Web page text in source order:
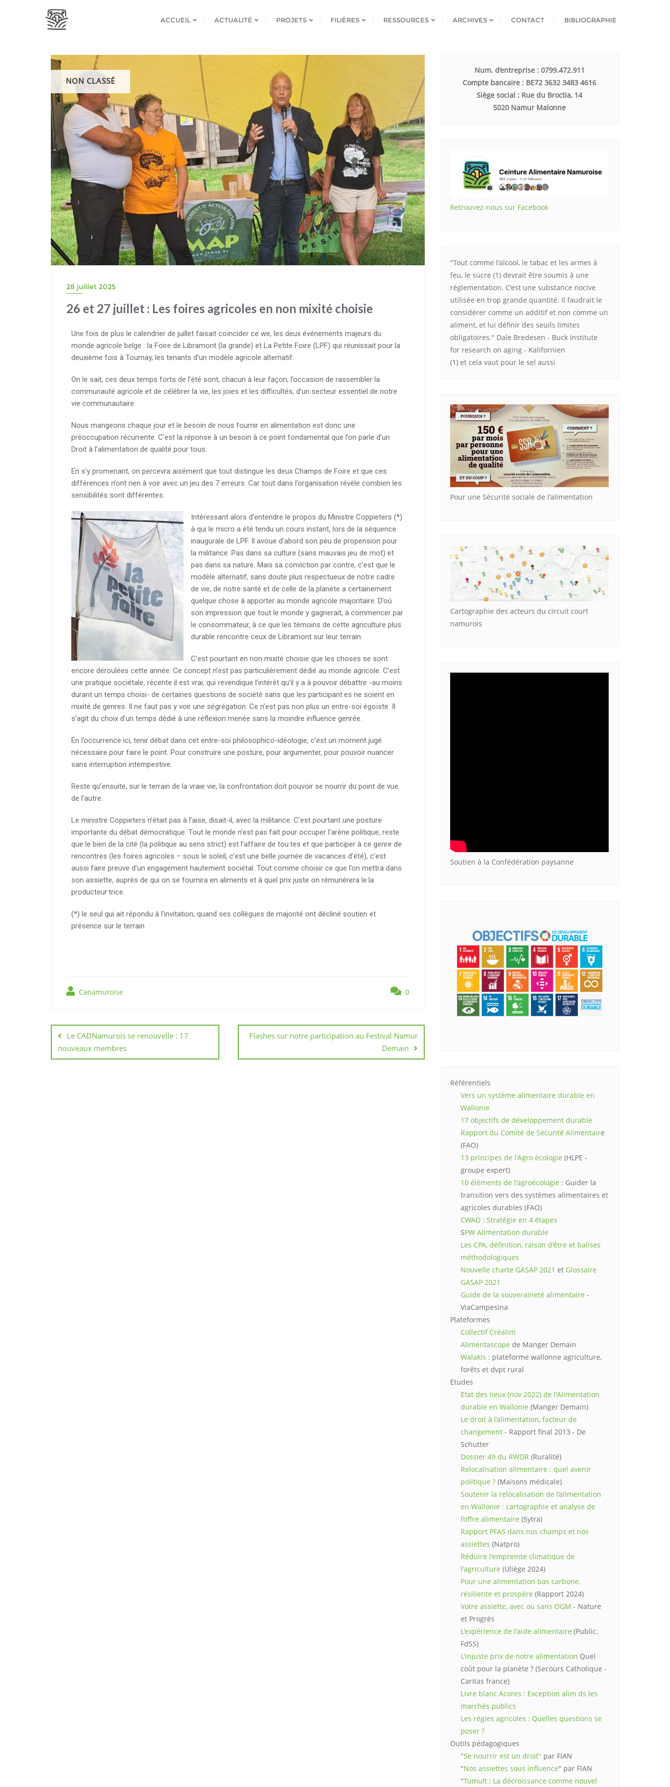
ACCUEIL ACTUALITÉ PROJETS FILIÈRES RESSOURCES ARCHIVES CONTACT BIBLIOGRAPHIE
NON CLASSÉ
28 juillet 2025
26 et 27 juillet : Les foires agricoles en non mixité choisie
Une fois de plus le calendrier de juillet faisait coïncider ce we, les deux événements majeurs du
monde agricole belge : la Foire de Libramont (la grande) et La Petite Foire (LPF) qui réunissait pour la
deuxième fois à Tournay, les tenants d’un modèle agricole alternatif.
On le sait, ces deux temps forts de l’été sont, chacun à leur façon, l’occasion de rassembler la
communauté agricole et de célébrer la vie, les joies et les difficultés, d’un secteur essentiel de notre
vie communautaire.
Nous mangeons chaque jour et le besoin de nous fournir en alimentation est donc une
préoccupation récurrente. C’est la réponse à un besoin à ce point fondamental que l’on parle d’un
Droit à l’alimentation de qualité pour tous.
En s’y promenant, on percevra aisément que tout distingue les deux Champs de Foire et que ces
différences n’ont rien à voir avec un jeu des 7 erreurs. Car tout dans l’organisation révèle combien les
sensibilités sont différentes.
Intéressant alors d’entendre le propos du Ministre Coppieters (*)
à qui le micro a été tendu un cours instant, lors de la séquence
inaugurale de LPF. Il avoue d’abord son peu de propension pour
la militance. Pas dans sa culture (sans mauvais jeu de mot) et
pas dans sa nature. Mais sa conviction par contre, c’est que le
modèle alternatif, sans doute plus respectueux de notre cadre
de vie, de notre santé et de celle de la planète a certainement
quelque chose à apporter au monde agricole majoritaire. D’où
son impression que tout le monde y gagnerait, à commencer par
le consommateur, à ce que les témoins de cette agriculture plus
durable rencontre ceux de Libramont sur leur terrain.
C’est pourtant en non mixité choisie que les choses se sont
encore déroulées cette année. Ce concept n’est pas particulièrement dédié au monde agricole. C’est
une pratique sociétale, récente il est vrai, qui revendique l’intérêt qu’il y a à pouvoir débattre -au moins
durant un temps choisi- de certaines questions de société sans que les participant·es ne soient en
mixité de genres. Il ne faut pas y voir une ségrégation. Ce n’est pas non plus un entre-soi égoïste. Il
s’agit du choix d’un temps dédié à une réflexion menée sans la moindre influence genrée.
En l’occurrence ici, tenir débat dans cet entre-soi philosophico-idéologie, c’est un moment jugé
nécessaire pour faire le point. Pour construire une posture, pour argumenter, pour pouvoir nuancer
sans interruption intempestive.
Reste qu’ensuite, sur le terrain de la vraie vie, la confrontation doit pouvoir se nourrir du point de vue
de l’autre.
Le ministre Coppieters n’était pas à l’aise, disait-il, avec la militance. C’est pourtant une posture
importante du débat démocratique. Tout le monde n’est pas fait pour occuper l’arène politique, reste
que le bien de la cité (la politique au sens strict) est l’affaire de tou·tes et que participer à ce genre de
rencontres (les foires agricoles – sous le soleil, c’est une belle journée de vacances d’été), c’est
aussi faire preuve d’un engagement hautement sociétal. Tout comme choisir ce que l’on mettra dans
son assiette, auprès de qui on se fournira en aliments et à quel prix juste on rémunérera le·la
producteur·trice.
(*) le seul qui ait répondu à l’invitation, quand ses collègues de majorité ont décliné soutien et
présence sur le terrain
Canamuroise 0
Le CADNamurois se renouvelle : 17
nouveaux membres
Flashes sur notre participation au Festival Namur
Demain
Num. d’entreprise : 0799.472.911
Compte bancaire : BE72 3632 3483 4616
Siège social : Rue du Broctia, 14
5020 Namur Malonne
Retrouvez-nous sur Facebook
"Tout comme l'alcool, le tabac et les armes à
feu, le sucre (1) devrait être soumis à une
réglementation. C'est une substance nocive
utilisée en trop grande quantité. Il faudrait le
considérer comme un additif et non comme un
aliment, et lui définir des seuils limites
obligatoires." Dale Bredesen - Buck Institute
for research on aging - Kalifornien
(1) et cela vaut pour le sel aussi
Pour une Sécurité sociale de l'alimentation
Cartographie des acteurs du circuit court
namurois
Soutien à la Confédération paysanne
Référentiels
Vers un système alimentaire durable en
Wallonie
17 objectifs de développement durable
Rapport du Comité de Sécurité Alimentaire
(FAO)
13 principes de l'Agro écologie (HLPE -
groupe expert)
10 éléments de l'agroécologie : Guider la
transition vers des systèmes alimentaires et
agricoles durables (FAO)
CWAD : Stratégie en 4 étapes
SPW Alimentation durable
Les CPA, définition, raison d'être et balises
méthodologiques
Nouvelle charte GASAP 2021 et Glossaire
GASAP 2021
Guide de la souveraineté alimentaire -
ViaCampesina
Plateformes
Collectif Créalim
Alimentascope de Manger Demain
Walakis : plateforme wallonne agriculture,
forêts et dvpt rural
Etudes
Etat des lieux (nov 2022) de l'Alimentation
durable en Wallonie (Manger Demain)
Le droit à l’alimentation, facteur de
changement - Rapport final 2013 - De
Schutter
Dossier 49 du RWDR (Ruralité)
Relocalisation alimentaire : quel avenir
politique ? (Maisons médicale)
Soutenir la relocalisation de l’alimentation
en Wallonie : cartographie et analyse de
l’offre alimentaire (Sytra)
Rapport PFAS dans nos champs et nos
assiettes (Natpro)
Réduire l'empreinte climatique de
l'agriculture (Uliège 2024)
Pour une alimentation bas carbone,
résiliente et prospère (Rapport 2024)
Votre assiette, avec ou sans OGM - Nature
et Progrès
L'expérience de l'aide alimentaire (Public.
FdSS)
L'injuste prix de notre alimentation Quel
coût pour la planète ? (Secours Catholique -
Caritas france)
Livre blanc Acores : Exception alim ds les
marchés publics
Les régies agricoles : Quelles questions se
poser ?
Outils pédagogiques
"Se nourrir est un droit" par FIAN
"Nos assiettes sous influence" par FIAN
"Tumult : La décroissance comme nouvel